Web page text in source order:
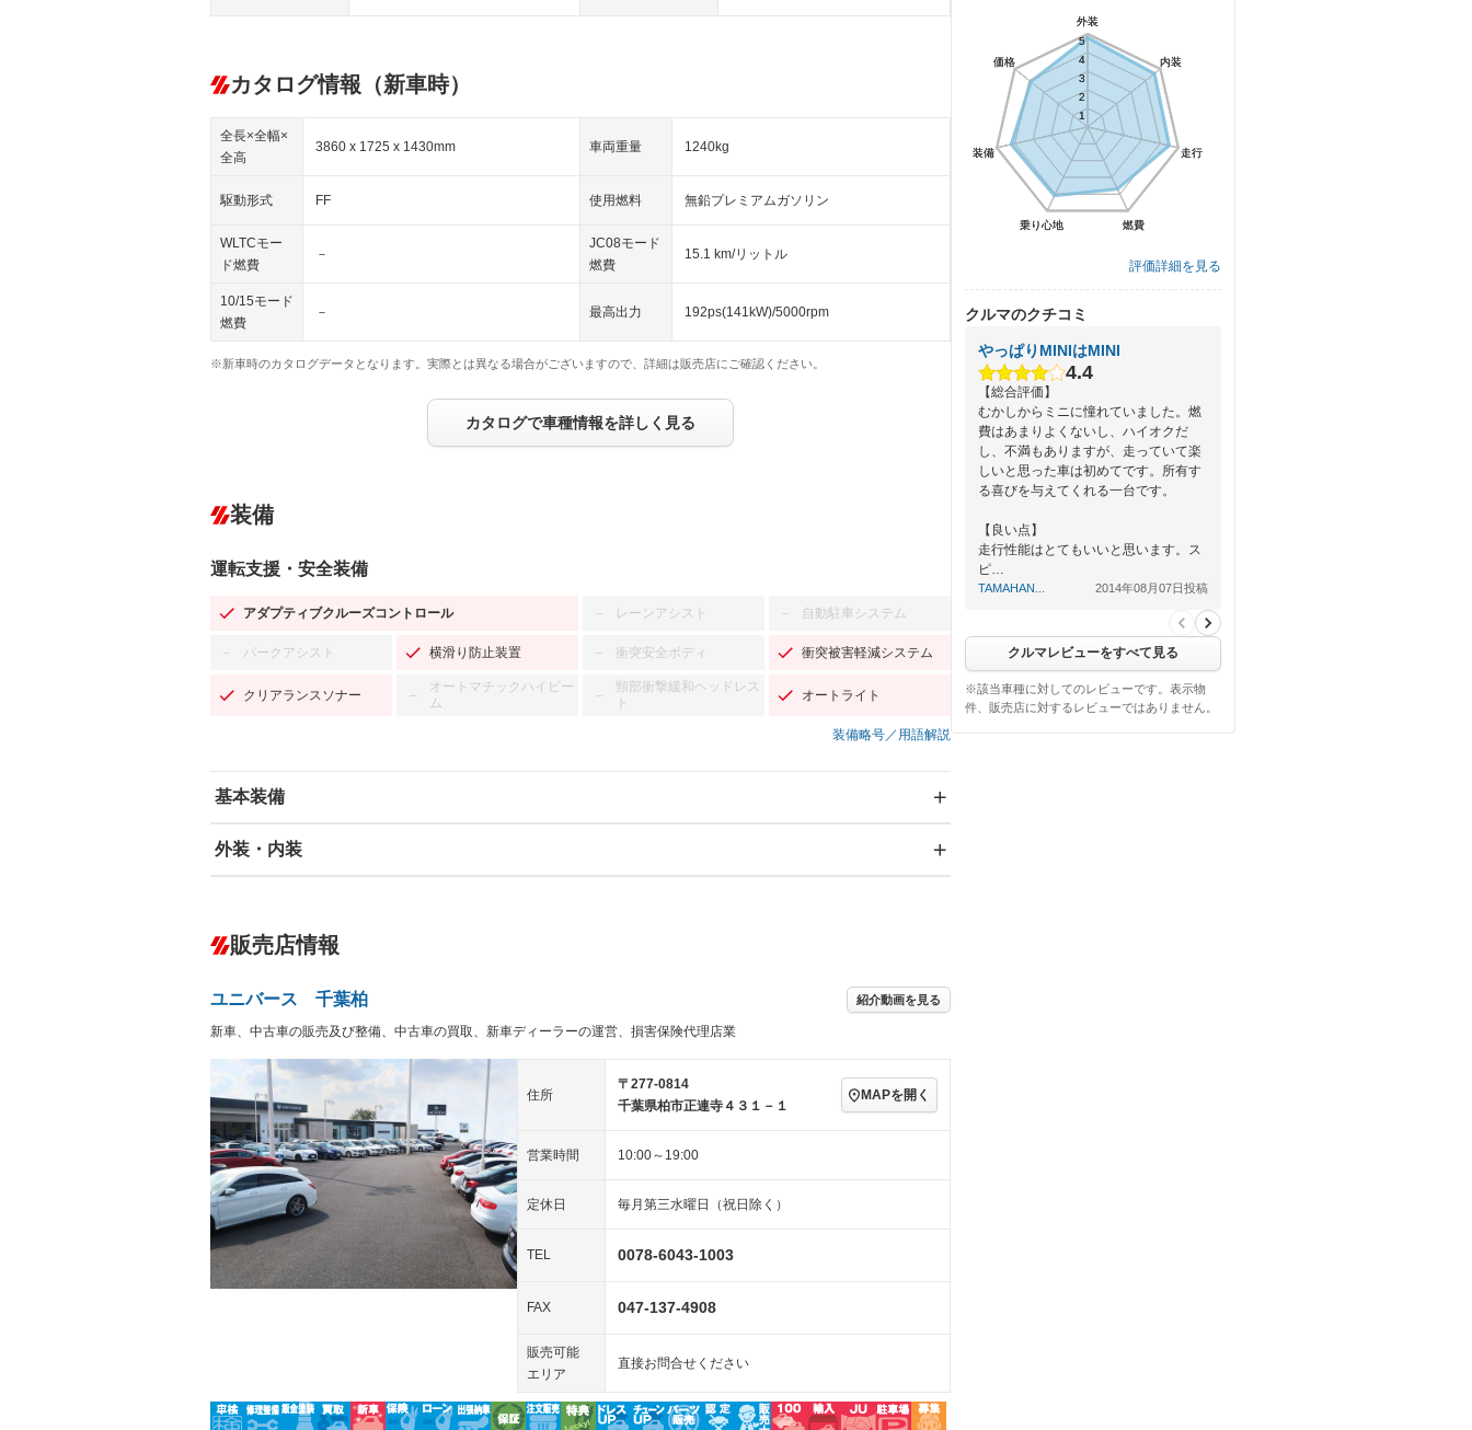
カタログ情報（新車時）
全長×全幅×
全高
3860 x 1725 x 1430mm 車両重量 1240kg
駆動形式 FF 使用燃料 無鉛プレミアムガソリン
WLTCモー
ド燃費
－
JC08モード
燃費
15.1 km/リットル
10/15モード
燃費
－ 最高出力 192ps(141kW)/5000rpm
※新車時のカタログデータとなります。実際とは異なる場合がございますので、詳細は販売店にご確認ください。
カタログで車種情報を詳しく見る
装備
運転支援・安全装備
アダプティブクルーズコントロール － レーンアシスト － 自動駐車システム
－ パークアシスト 横滑り防止装置 － 衝突安全ボディ 衝突被害軽減システム
クリアランスソナー －
オートマチックハイビー
ム
－
頸部衝撃緩和ヘッドレス
ト
オートライト
装備略号／用語解説
基本装備
エアバッグ：運転席/助手席/サイド
－ ダウンヒルアシストコントロール
Bluetooth接続 センターデフロック
装備略号／用語解説
外装・内装
オーディオ：ミュージックサーバー
－
ヘッドライトウォッシャ
ー
キーレス
LEDヘッドランプ － HID(キセノンライト) － ポータブルナビ
ETC － エアロ スマートキー ローダウン
－ ランフラットタイヤ パワーシート 3列シート ベンチシート
－ フルフラットシート － チップアップシート オットマン
－ シートヒーター － ウォークスルー 後席モニター
－ フロントカメラ シートエアコン
ルーフレール － エアサスペンション
販売店情報
ユニバース 千葉柏 紹介動画を見る
新車、中古車の販売及び整備、中古車の買取、新車ディーラーの運営、損害保険代理店業
住所
〒277-0814
千葉県柏市正連寺４３１－１
MAPを開く
営業時間 10:00～19:00
定休日 毎月第三水曜日（祝日除く）
TEL 0078-6043-1003
FAX 047-137-4908
販売可能
エリア
直接お問合せください
外装
内装
走行
燃費
乗り心地
装備
価格
1
2
3
4
5
外装
内装
走行
燃費
乗り心地
装備
価格
1
2
3
4
5
評価詳細を見る
クルマのクチコミ
やっぱりMINIはMINI
4.4
【総合評価】
むかしからミニに憧れていました。燃
費はあまりよくないし、ハイオクだ
し、不満もありますが、走っていて楽
しいと思った車は初めてです。所有す
る喜びを与えてくれる一台です。
【良い点】
走行性能はとてもいいと思います。ス
ピ…
TAMAHAN... 2014年08月07日投稿
クルマレビューをすべて見る
※該当車種に対してのレビューです。表示物
件、販売店に対するレビューではありません。